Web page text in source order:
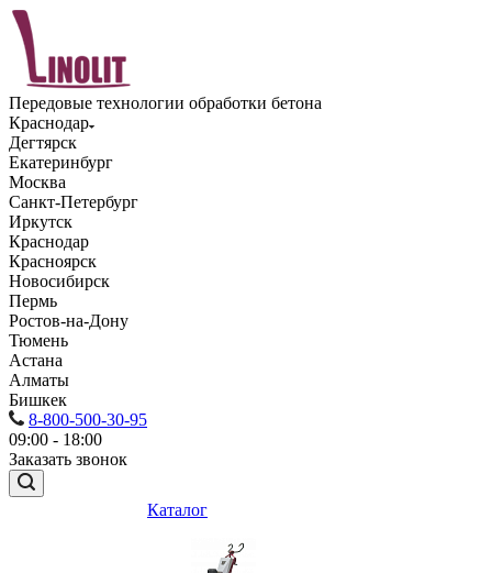
Передовые технологии обработки бетона
Краснодар
Дегтярск
Екатеринбург
Москва
Санкт-Петербург
Иркутск
Краснодар
Красноярск
Новосибирск
Пермь
Ростов-на-Дону
Тюмень
Астана
Алматы
Бишкек
8-800-500-30-95
09:00 - 18:00
Заказать звонок
Каталог